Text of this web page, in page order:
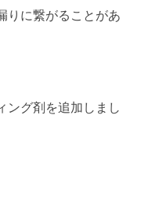
りに繋がることがあ
ング剤を追加しまし